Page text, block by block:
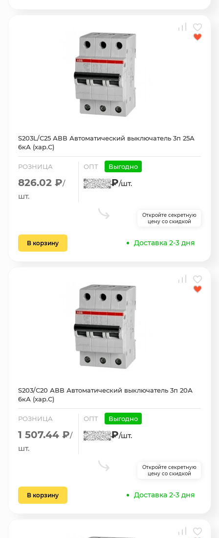
S203L/С25 АВВ Автоматический выключатель 3п 25А
6кА (хар.С)
РОЗНИЦА
826.02 ₽/
шт.
ОПТ Выгодно
₽/шт.
Откройте секретную
цену со скидкой
В корзину Доставка 2-3 дня
S203/С20 АВВ Автоматический выключатель 3п 20А
6кА (хар.С)
РОЗНИЦА
1 507.44 ₽/
шт.
ОПТ Выгодно
₽/шт.
Откройте секретную
цену со скидкой
В корзину Доставка 2-3 дня